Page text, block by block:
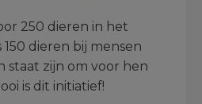
250 dieren in het
150 dieren bij mensen
staat zijn om voor hen
is dit initiatief!